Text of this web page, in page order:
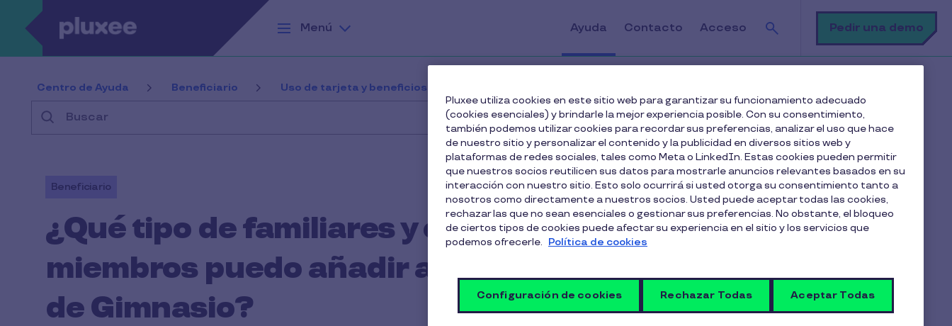
Pasar al contenido principal
Menú
Ayuda Contacto Acceso
Buscar
Pedir una demo
Centro de Ayuda Beneficiario Uso de tarjeta y beneficios
Beneficiario
¿Qué tipo de familiares y cuántos
miembros puedo añadir al beneficio
de Gimnasio?
Artículos en esta categoría
Uso de tarjeta y beneficios
¿Cómo solicito una guardería
en Cobee by Pluxee?
Pluxee utiliza cookies en este sitio web para garantizar su funcionamiento adecuado
(cookies esenciales) y brindarle la mejor experiencia posible. Con su consentimiento,
también podemos utilizar cookies para recordar sus preferencias, analizar el uso que hace
de nuestro sitio y personalizar el contenido y la publicidad en diversos sitios web y
plataformas de redes sociales, tales como Meta o LinkedIn. Estas cookies pueden permitir
que nuestros socios reutilicen sus datos para mostrarle anuncios relevantes basados en su
interacción con nuestro sitio. Esto solo ocurrirá si usted otorga su consentimiento tanto a
nosotros como directamente a nuestros socios. Usted puede aceptar todas las cookies,
rechazar las que no sean esenciales o gestionar sus preferencias. No obstante, el bloqueo
de ciertos tipos de cookies puede afectar su experiencia en el sitio y los servicios que
podemos ofrecerle. Política de cookies
Configuración de cookies Rechazar Todas Aceptar Todas